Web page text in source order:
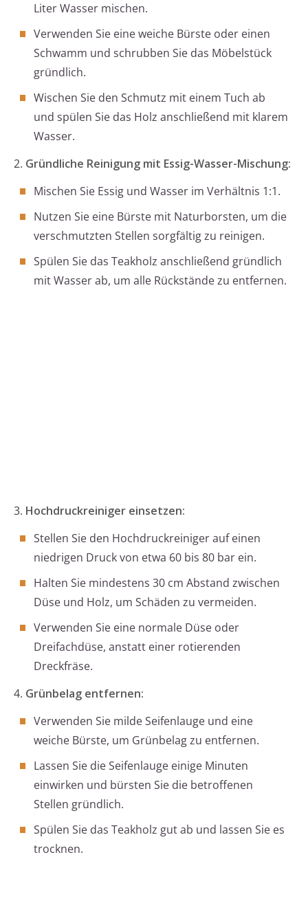
Liter Wasser mischen.
Verwenden Sie eine weiche Bürste oder einen
Schwamm und schrubben Sie das Möbelstück
gründlich.
Wischen Sie den Schmutz mit einem Tuch ab
und spülen Sie das Holz anschließend mit klarem
Wasser.
2. Gründliche Reinigung mit Essig-Wasser-Mischung:
Mischen Sie Essig und Wasser im Verhältnis 1:1.
Nutzen Sie eine Bürste mit Naturborsten, um die
verschmutzten Stellen sorgfältig zu reinigen.
Spülen Sie das Teakholz anschließend gründlich
mit Wasser ab, um alle Rückstände zu entfernen.
3. Hochdruckreiniger einsetzen:
Stellen Sie den Hochdruckreiniger auf einen
niedrigen Druck von etwa 60 bis 80 bar ein.
Halten Sie mindestens 30 cm Abstand zwischen
Düse und Holz, um Schäden zu vermeiden.
Verwenden Sie eine normale Düse oder
Dreifachdüse, anstatt einer rotierenden
Dreckfräse.
4. Grünbelag entfernen:
Verwenden Sie milde Seifenlauge und eine
weiche Bürste, um Grünbelag zu entfernen.
Lassen Sie die Seifenlauge einige Minuten
einwirken und bürsten Sie die betroffenen
Stellen gründlich.
Spülen Sie das Teakholz gut ab und lassen Sie es
trocknen.